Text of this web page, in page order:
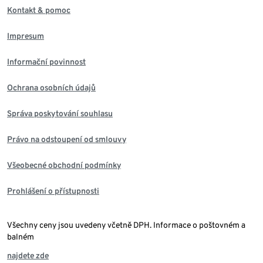
Kontakt & pomoc
Impresum
Informační povinnost
Ochrana osobních údajů
Správa poskytování souhlasu
Právo na odstoupení od smlouvy
Všeobecné obchodní podmínky
Prohlášení o přístupnosti
Všechny ceny jsou uvedeny včetně DPH. Informace o poštovném a
balném
najdete zde